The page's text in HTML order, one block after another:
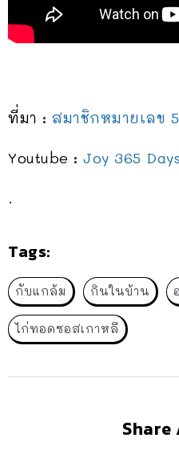
ที่มา : สมาชิกหมายเลข
Youtube : Joy 365
.
Tags:
กับแกล้ม กินในบ้าน
ไก่ทอดซอสเกาหลี